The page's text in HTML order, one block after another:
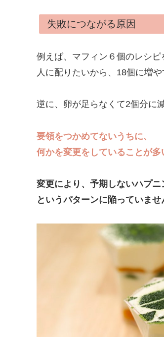
失敗につながる原因
例えば、マフィン６個のレシピ
人に配りたいから、18個に増や
逆に、卵が足らなくて2個分に
要領をつかめてないうちに、
何かを変更をしていることが多
変更により、予期しないハプニ
というパターンに陥っていませ